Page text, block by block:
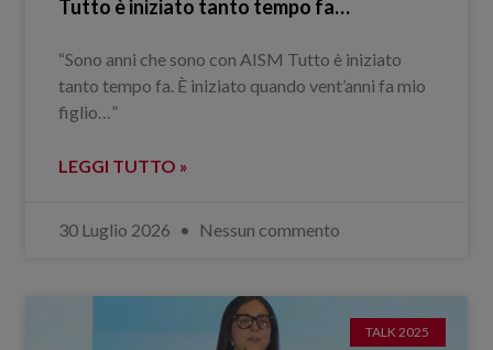
Tutto è iniziato tanto tempo fa…
“Sono anni che sono con AISM Tutto è iniziato
tanto tempo fa. È iniziato quando vent’anni fa mio
figlio…”
LEGGI TUTTO »
30 Luglio 2026 Nessun commento
TALK 2025